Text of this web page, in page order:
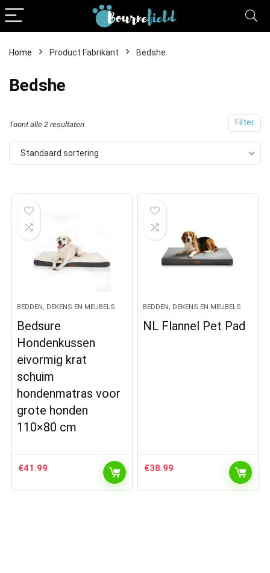
Home Product Fabrikant Bedshe
Bedshe
Filter
Toont alle 2 resultaten
Standaard sortering
BEDDEN, DEKENS EN MEUBELS
Bedsure
Hondenkussen
eivormig krat
schuim
hondenmatras voor
grote honden
110×80 cm
€41.99
BEDDEN, DEKENS EN MEUBELS
NL Flannel Pet Pad
€38.99